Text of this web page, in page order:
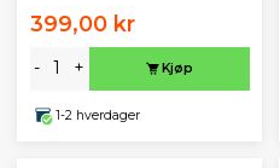
399,00 kr
- + Kjøp
1-2 hverdager